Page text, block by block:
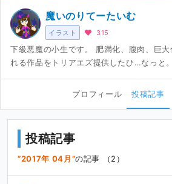
イラスト
魔いのりてーたいむ
315
下級悪魔の小生です。 肥満化、腹肉、巨大
れる作品をトリアエズ提供したひ…なっと。
プロフィール 投稿記事
投稿記事
2017年 04月 の記事 （2）